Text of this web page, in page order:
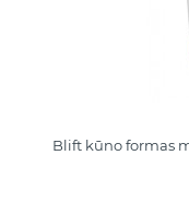
Blift kūno formas